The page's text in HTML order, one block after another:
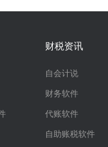
财税资讯
自会计说
财务软件
代账软件
自助账税软件